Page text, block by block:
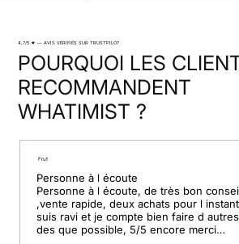
Frut
Personne à l écoute
Personne à l écoute, de très bon
,vente rapide, deux achats pour l
suis ravi et je compte bien faire d
des que possible, 5/5 encore merci
4,7/5 ★ — AVIS VÉRIFIÉS SUR TRUSTPILOT
POURQUOI LES
RECOMMANDENT
WHATIMIST ?